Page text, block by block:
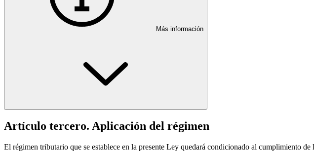
Más información
Artículo tercero. Aplicación del régimen
El régimen tributario que se establece en la presente Ley quedará condicionado al cumplimiento de